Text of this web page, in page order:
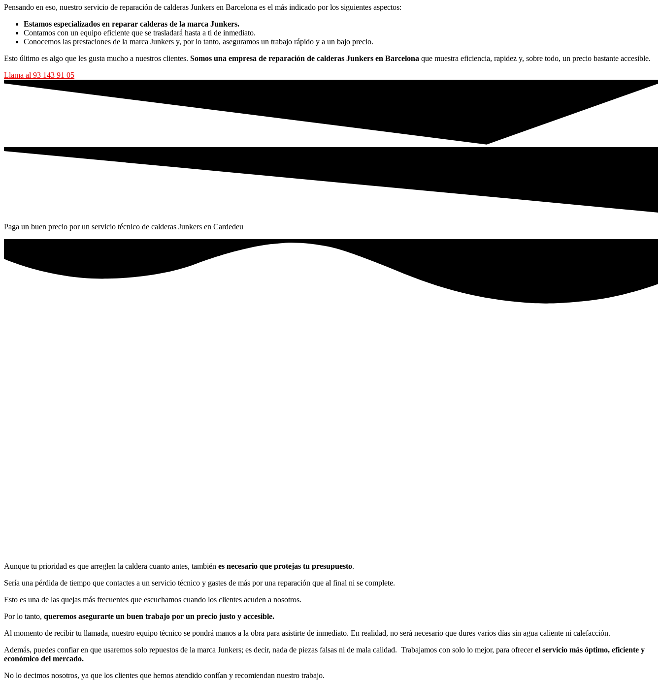
Pensando en eso, nuestro servicio de reparación de calderas Junkers en Barcelona es el más indicado por los siguientes aspectos:
Estamos especializados en reparar calderas de la marca Junkers.
Contamos con un equipo eficiente que se trasladará hasta a ti de inmediato.
Conocemos las prestaciones de la marca Junkers y, por lo tanto, aseguramos un trabajo rápido y a un bajo precio.
Esto último es algo que les gusta mucho a nuestros clientes. Somos una empresa de reparación de calderas Junkers en Barcelona que muestra eficiencia, rapidez y, sobre todo, un precio bastante accesible.
Llama al 93 143 91 05
Paga un buen precio por un servicio técnico de calderas Junkers en Cardedeu
Aunque tu prioridad es que arreglen la caldera cuanto antes, también es necesario que protejas tu presupuesto.
Sería una pérdida de tiempo que contactes a un servicio técnico y gastes de más por una reparación que al final ni se complete.
Esto es una de las quejas más frecuentes que escuchamos cuando los clientes acuden a nosotros.
Por lo tanto, queremos asegurarte un buen trabajo por un precio justo y accesible.
Al momento de recibir tu llamada, nuestro equipo técnico se pondrá manos a la obra para asistirte de inmediato. En realidad, no será necesario que dures varios días sin agua caliente ni calefacción.
Además, puedes confiar en que usaremos solo repuestos de la marca Junkers; es decir, nada de piezas falsas ni de mala calidad. Trabajamos con solo lo mejor, para ofrecerel servicio más óptimo, eficiente y
económico del mercado.
No lo decimos nosotros, ya que los clientes que hemos atendido confían y recomiendan nuestro trabajo.